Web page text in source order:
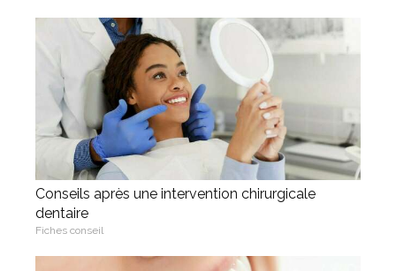
Conseils après une intervention chirurgicale
dentaire
Fiches conseil